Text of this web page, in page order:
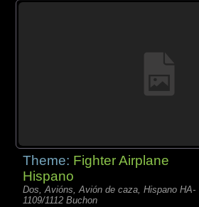
Theme: Fighter Airplane
Hispano
Dos, Avións, Avión de caza, Hispano HA-
1109/1112 Buchon